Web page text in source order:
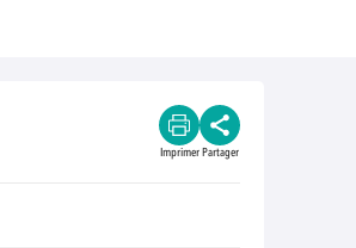
Imprimer Partager